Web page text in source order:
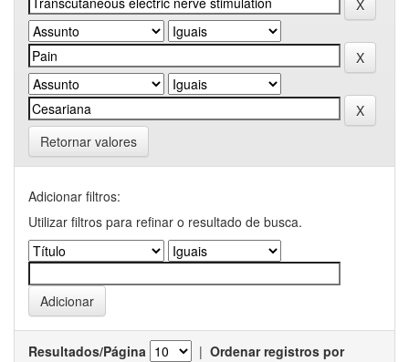
Retornar valores
Adicionar filtros:
Utilizar filtros para refinar o resultado de busca.
Resultados/Página | Ordenar registros por